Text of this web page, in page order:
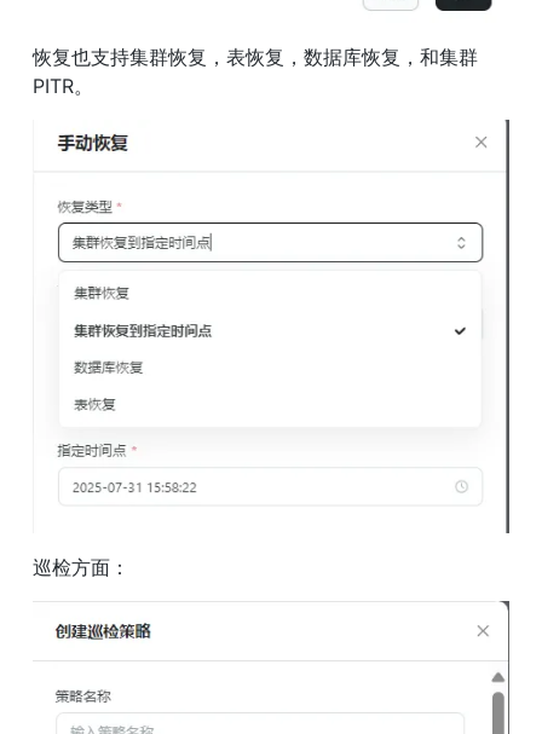
恢复也支持集群恢复，表恢复，数据库恢复，和集群
PITR。
巡检方面：